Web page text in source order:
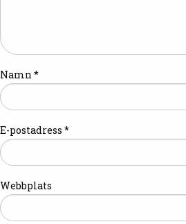
Namn *
E-postadress *
Webbplats